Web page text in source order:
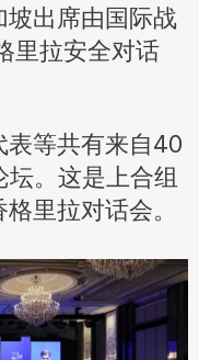
出席由国际战
里拉安全对话
表等共有来自40
。这是上合组
里拉对话会。